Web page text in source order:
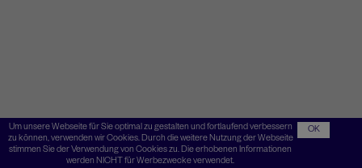
Um unsere Webseite für Sie optimal zu gestalten und fortlaufend verbessern
zu können, verwenden wir Cookies. Durch die weitere Nutzung der Webseite
stimmen Sie der Verwendung von Cookies zu. Die erhobenen Informationen
werden NICHT für Werbezwecke verwendet.
OK